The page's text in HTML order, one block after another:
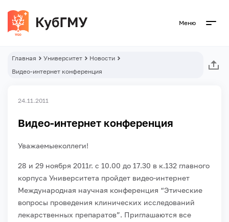
Меню
Главная Университет
Новости
Видео-интернет конференция
24.11.2011
Видео-интернет конференция
Уважаемыеколлеги!
28 и 29 ноября 2011г. с 10.00 до 17.30 в к.132 главного
корпуса Университета пройдет видео-интернет
Международная научная конференция “Этические
вопросы проведения клинических исследований
лекарственных препаратов”. Приглашаются все